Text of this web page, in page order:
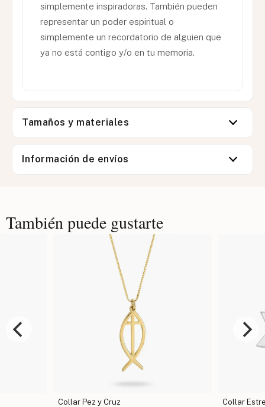
simplemente inspiradoras. También pueden
representar un poder espiritual o
simplemente un recordatorio de alguien que
ya no está contigo y/o en tu memoria.
Tamaños y materiales
Información de envíos
También puede gustarte
Collar Pez y Cruz
Collar